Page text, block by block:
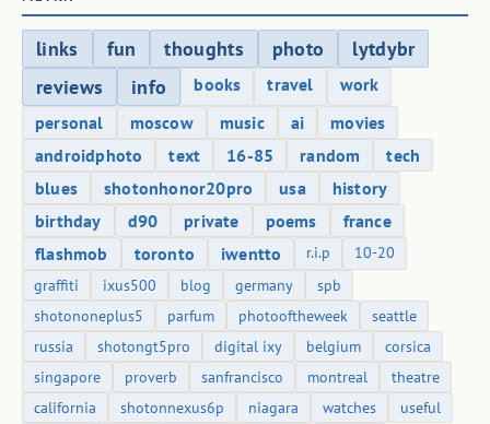
links fun thoughts photo
lytdybr
reviews
info books travel
work
personal
moscow music ai
movies
androidphoto
text 16-85 random
tech
blues
shotonhonor20pro usa
history
birthday
d90 private poems
france
flashmob
toronto iwentto r.i.p
10-20
graffiti
ixus500 blog germany
spb
shotononeplus5
parfum photooftheweek
seattle
russia
shotongt5pro digital ixy belgium
corsica
singapore
proverb sanfrancisco montreal
theatre
california
shotonnexus6p niagara watches useful